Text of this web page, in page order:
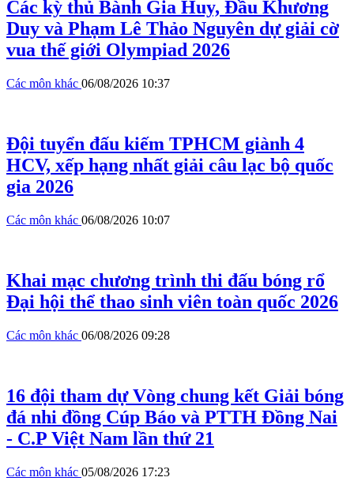
Các kỳ thủ Bành Gia Huy, Đầu Khương
Duy và Phạm Lê Thảo Nguyên dự giải cờ
vua thế giới Olympiad 2026
Các môn khác 06/08/2026 10:37
Đội tuyển đấu kiếm TPHCM giành 4
HCV, xếp hạng nhất giải câu lạc bộ quốc
gia 2026
Các môn khác 06/08/2026 10:07
Khai mạc chương trình thi đấu bóng rổ
Đại hội thể thao sinh viên toàn quốc 2026
Các môn khác 06/08/2026 09:28
16 đội tham dự Vòng chung kết Giải bóng
đá nhi đồng Cúp Báo và PTTH Đồng Nai
- C.P Việt Nam lần thứ 21
Các môn khác 05/08/2026 17:23